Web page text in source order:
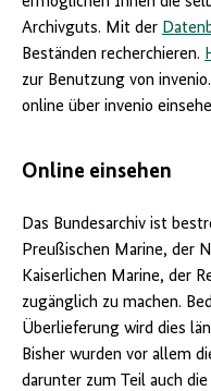
Archivguts. Mit der
Beständen recherchieren.
zur Benutzung von
online über invenio
Online einsehen
Das Bundesarchiv ist
Preußischen Marine, der
Kaiserlichen Marine, der
zugänglich zu machen.
Überlieferung wird dies
Bisher wurden vor allem
darunter zum Teil auch